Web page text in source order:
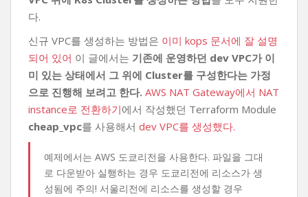
다.
신규 VPC를 생성하는 방법은 이미 kops 문서에 잘 설명
되어 있어 이 글에서는 기존에 운영하던 dev VPC가 이
미 있는 상태에서 그 위에 Cluster를 구성한다는 가정
으로 진행해 보려고 한다. AWS NAT Gateway에서 NAT
instance로 전환하기에서 작성했던 Terraform Module
cheap_vpc를 사용해서 dev VPC를 생성했다.
예제에서는 AWS 도쿄리전을 사용한다. 파일을 그대
로 다운받아 실행하는 경우 도쿄리전에 리소스가 생
성됨에 주의! 서울리전에 리소스를 생성할 경우